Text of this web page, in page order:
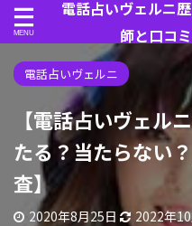
電話占いヴェルニ
師と口コ
電話占いヴェルニ
【電話占いヴェル
たる？当たらない
査】
2020年8月25日 2022年